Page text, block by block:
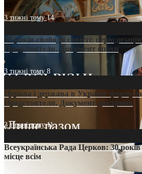
3 тижні тому14
35 років свободи совісті:
Предстоятеля. Документ епохи
3 тижні тому 8
Церква і держава в Україні: формула
Предстоятеля. Документ доктрини
3 тижні тому11
Всеукраїнська Рада Церков: 30
місце всім